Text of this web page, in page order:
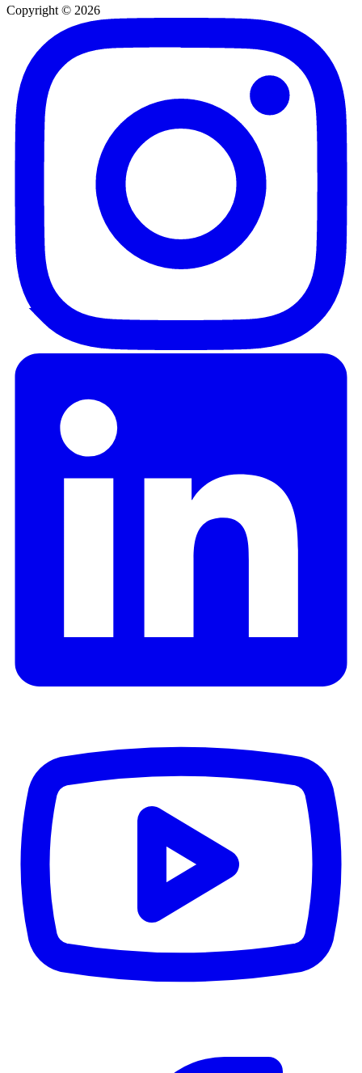
Copyright © 2026